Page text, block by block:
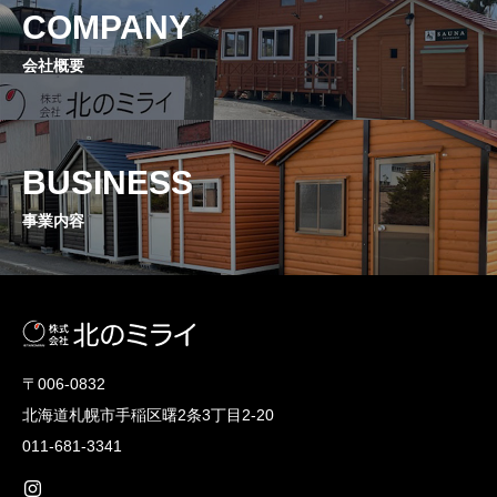
COMPANY
会社概要
BUSINESS
事業内容
〒006-0832
北海道札幌市手稲区曙2条3丁目2-20
011-681-3341